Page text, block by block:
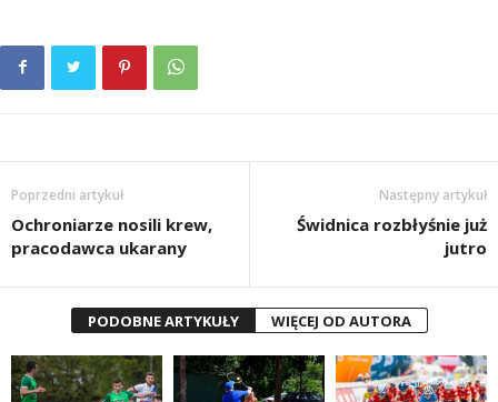
Poprzedni artykuł
Ochroniarze nosili krew,
pracodawca ukarany
Następny artykuł
Świdnica rozbłyśnie już
jutro
PODOBNE ARTYKUŁY WIĘCEJ OD AUTORA